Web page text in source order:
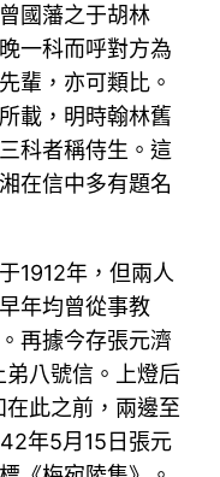
國藩之于胡林
一科而呼對方為
輩，亦可類比。
載，明時翰林舊
科者稱侍生。這
在信中多有題名
1912年，但兩人
年均曾從事教
再據今存張元濟
弟八號信。上燈后
此之前，兩邊至
年5月15日張元